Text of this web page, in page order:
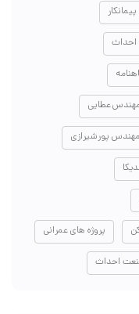
عطایی
مهندس پورشیرازی
پروژه های عمرانی
احداث